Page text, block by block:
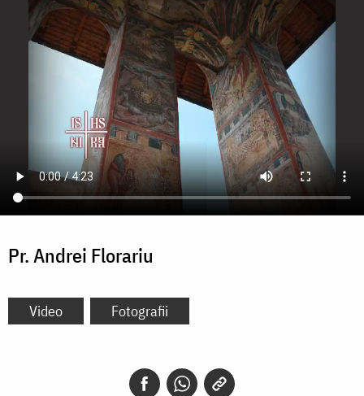
Pr. Andrei Florariu
Video Fotografii